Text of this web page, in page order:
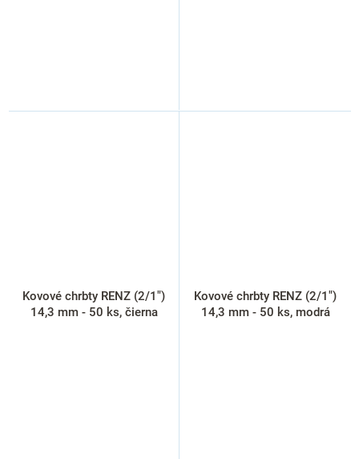
Kovové chrbty RENZ (2/1")
14,3 mm - 50 ks, čierna
Kovové chrbty RENZ (2/1")
14,3 mm - 50 ks, modrá